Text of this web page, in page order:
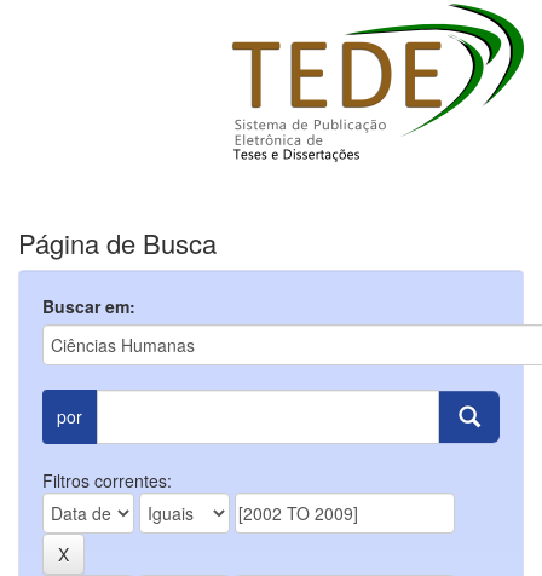
Página de Busca
Buscar em:
por
Filtros correntes: